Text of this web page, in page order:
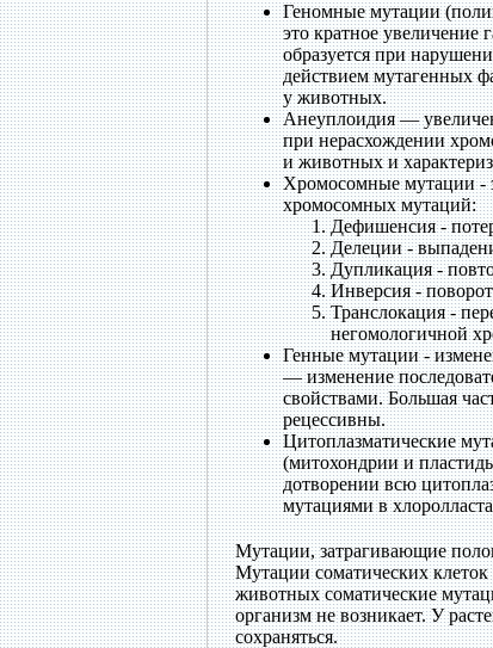
Геномные мутации
это кратное увеличение
образуется при
действием мутагенных
у животных.
Анеуплоидия —
при нерасхождении
и животных и
Хромосомные мутации -
хромосомных мутаций:
Дефишенсия -
Делеции -
Дупликация -
Инверсия -
Транслокация -
негомологичной
Генные мутации -
— изменение
свойствами. Большая
рецессивны.
Цитоплазматические
(митохондрии и
дотворении всю
мутациями в
Мутации, затрагивающие
Мутации соматических
животных соматические
организм не возникает. У
сохраняться.